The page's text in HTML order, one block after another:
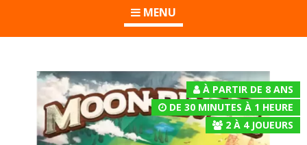
MENU
À PARTIR DE 8 ANS
DE 30 MINUTES À 1 HEURE
2 À 4JOUEURS